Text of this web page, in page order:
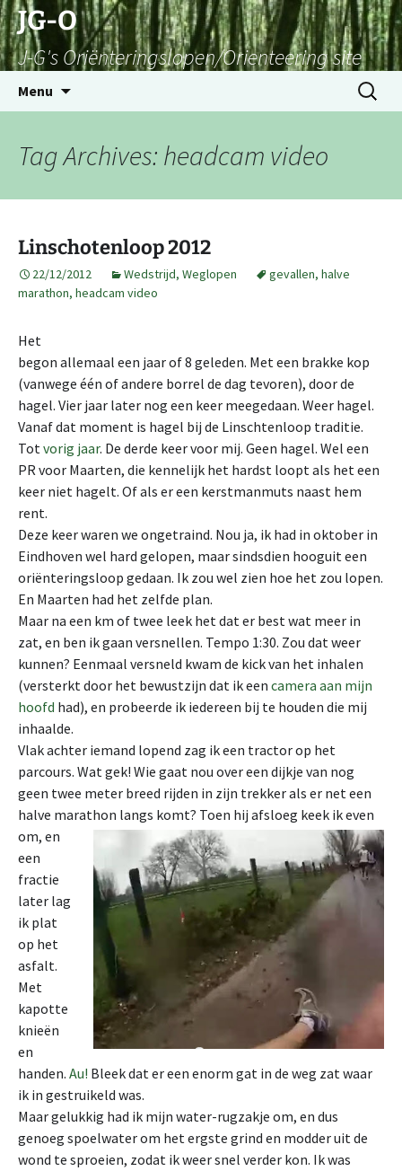
Skip
to
content
JG-O
J-G's Oriënteringslopen/Orienteering site
Menu
Search
for:
Tag Archives: headcam video
Linschotenloop 2012
22/12/2012 Wedstrijd, Weglopen gevallen, halve
marathon, headcam video
Het
begon allemaal een jaar of 8 geleden. Met een brakke kop
(vanwege één of andere borrel de dag tevoren), door de
hagel. Vier jaar later nog een keer meegedaan. Weer hagel.
Vanaf dat moment is hagel bij de Linschtenloop traditie.
Totvorig jaar. De derde keer voor mij. Geen hagel. Wel een
PR voor Maarten, die kennelijk het hardst loopt als het een
keer niet hagelt. Of als er een kerstmanmuts naast hem
rent.
Deze keer waren we ongetraind. Nou ja, ik had in oktober in
Eindhoven wel hard gelopen, maar sindsdien hooguit een
oriënteringsloop gedaan. Ik zou wel zien hoe het zou lopen.
En Maarten had het zelfde plan.
Maar na een km of twee leek het dat er best wat meer in
zat, en ben ik gaan versnellen. Tempo 1:30. Zou dat weer
kunnen? Eenmaal versneld kwam de kick van het inhalen
(versterkt door het bewustzijn dat ik een camera aan mijn
hoofd had), en probeerde ik iedereen bij te houden die mij
inhaalde.
Vlak achter iemand lopend zag ik een tractor op het
parcours. Wat gek! Wie gaat nou over een dijkje van nog
geen twee meter breed rijden in zijn trekker als er net een
halve marathon langs komt? Toen hij afsloeg keek ik even
om, en
een
fractie
later lag
ik plat
op het
asfalt.
Met
kapotte
knieën
en
handen. Au! Bleek dat er een enorm gat in de weg zat waar
ik in gestruikeld was.
Maar gelukkig had ik mijn water-rugzakje om, en dus
genoeg spoelwater om het ergste grind en modder uit de
wond te sproeien, zodat ik weer snel verder kon. Ik was